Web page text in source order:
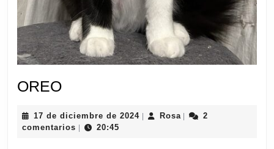
OREOOREO
17 de diciembre de 202417
RosaRosa 2
comentarios
20:45